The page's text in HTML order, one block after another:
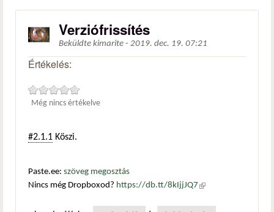
Verziófrissítés
Beküldte kimarite - 2019. dec. 19. 07:21
Értékelés:
Még nincs értékelve
#2.1.1 Köszi.
Paste.ee: szöveg megosztás
Nincs még Dropboxod? https://db.tt/8kIjjJQ7 (külső